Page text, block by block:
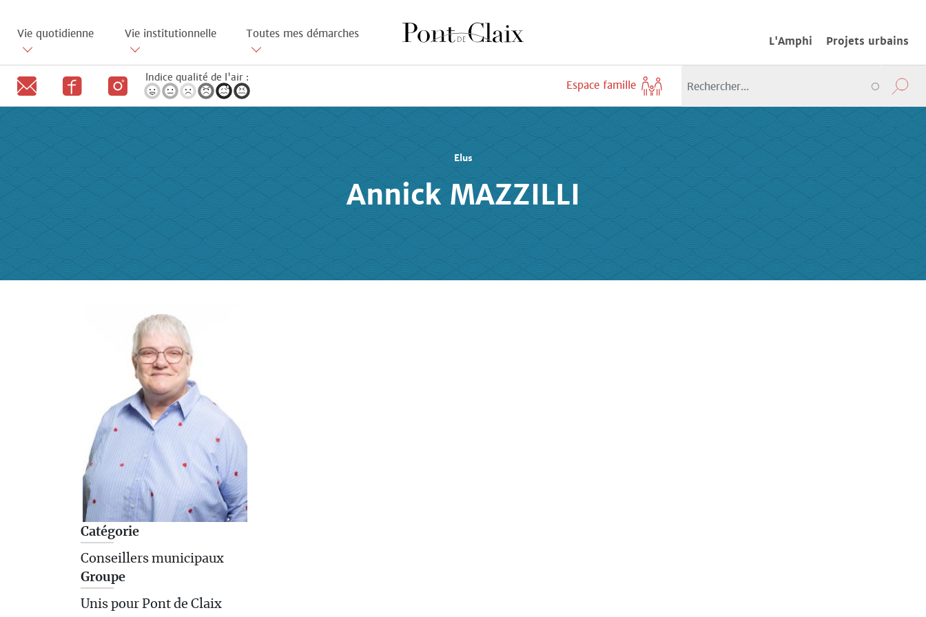
contenu
principal
Vie quotidienne Vie institutionnelle Toutes mes démarches
L'Amphi Projets urbains
Indice qualité de l'air :
Espace famille
Elus
Annick MAZZILLI
Catégorie
Conseillers municipaux
Groupe
Unis pour Pont de Claix